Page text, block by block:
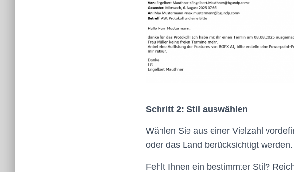
Schritt 2: Stil auswählen
Wählen Sie aus einer Vielzahl
oder das Land berücksichtigt
Fehlt Ihnen ein bestimmter Stil?